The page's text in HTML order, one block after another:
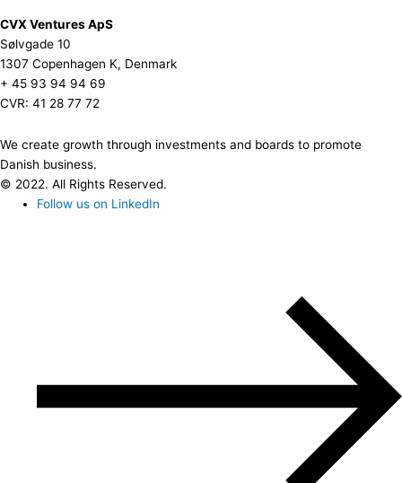
CVX Ventures ApS
Sølvgade 10
1307 Copenhagen K, Denmark
+ 45 93 94 94 69
CVR: 41 28 77 72
We create growth through investments and boards to promote
Danish business.
© 2022. All Rights Reserved.
Follow us on LinkedIn